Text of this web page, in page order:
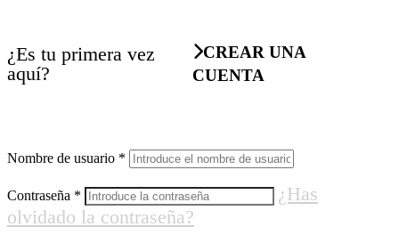
¿Es tu primera vez
aquí?
CREAR UNA
CUENTA
Nombre de usuario *
Contraseña *
¿Has
olvidado la contraseña?